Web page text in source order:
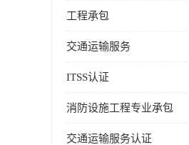
工程承包
交通运输服务
ITSS认证
消防设施工程专业承包
交通运输服务认证